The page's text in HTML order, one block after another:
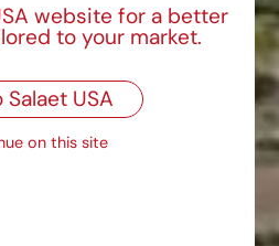
website for a better
to your market.
Salaet USA
on this site